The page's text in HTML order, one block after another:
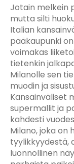
Jotain melkein
mutta silti
Italian
pääkaupunki
voimakas
tietenkin
Milanolle sen
muodin ja
Kansainväliset
supermallit ja
kahdesti
Milano, joka on
tyylikkyydestä,
luonnollinen